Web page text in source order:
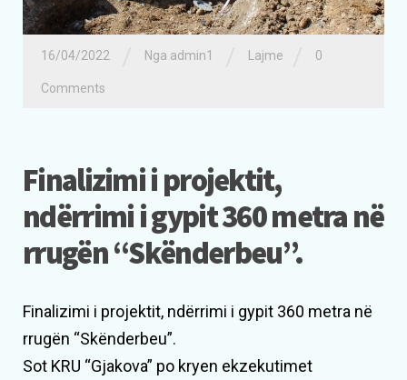
16/04/2022 Nga admin1 Lajme 0
Comments
Finalizimi i projektit,
ndërrimi i gypit 360 metra në
rrugën “Skënderbeu”.
Finalizimi i projektit, ndërrimi i gypit 360 metra në
rrugën “Skënderbeu”.
Sot KRU “Gjakova” po kryen ekzekutimet